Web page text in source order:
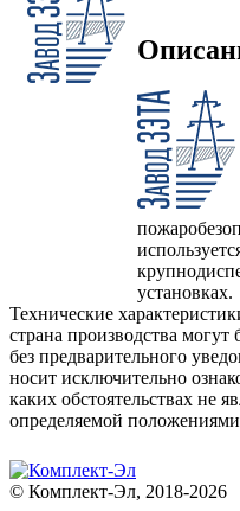
установках.
Технические
страна производства
без предварительного
носит исключительно
каких обстоятельствах не
определяемой
© Комплект-Эл, 2018-2026